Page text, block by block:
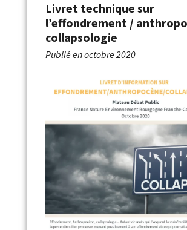
Livret technique sur
l’effondrement /
collapsologie
Publié enoctobre 2020